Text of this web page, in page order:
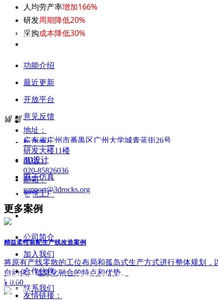
人均劳产率增加166%
研发周期降低20%
采购成本降低30%
产品中心
넳 넲
更多案例
精益柔性装配生产线改造案例
将原有产线零散的工位布局和孤岛式生产方式进行整体规划
自动化、信息化融合的特点和优势。
¥ 0.00
产品中心
功能介绍
最近更新
开放平台
意见反馈
数字孪生
3D设计
电子仿真
智慧工厂
解决方案
公司简介
加入我们
合作伙伴
联系我们
关于我们
地址：
广东省广州市番禺区广州大学城青蓝街26号
研发大楼11楼
电话：
020-85826036
邮箱：
support@3drocks.org
达客智数（广州）科技有限公司
友情链接：